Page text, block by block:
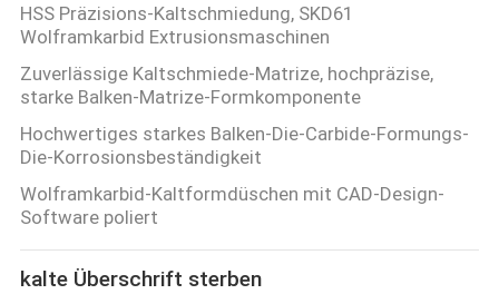
FORDERN
SIE EIN
ZITAT
SITEMAP
DATENSCHUTZRICHTLINIE
HSS Präzisions-Kaltschmiedung, SKD61
Wolframkarbid Extrusionsmaschinen
Zuverlässige Kaltschmiede-Matrize, hochpräzise,
starke Balken-Matrize-Formkomponente
Hochwertiges starkes Balken-Die-Carbide-Formungs-
Die-Korrosionsbeständigkeit
Wolframkarbid-Kaltformdüschen mit CAD-Design-
Software poliert
kalte Überschrift sterben